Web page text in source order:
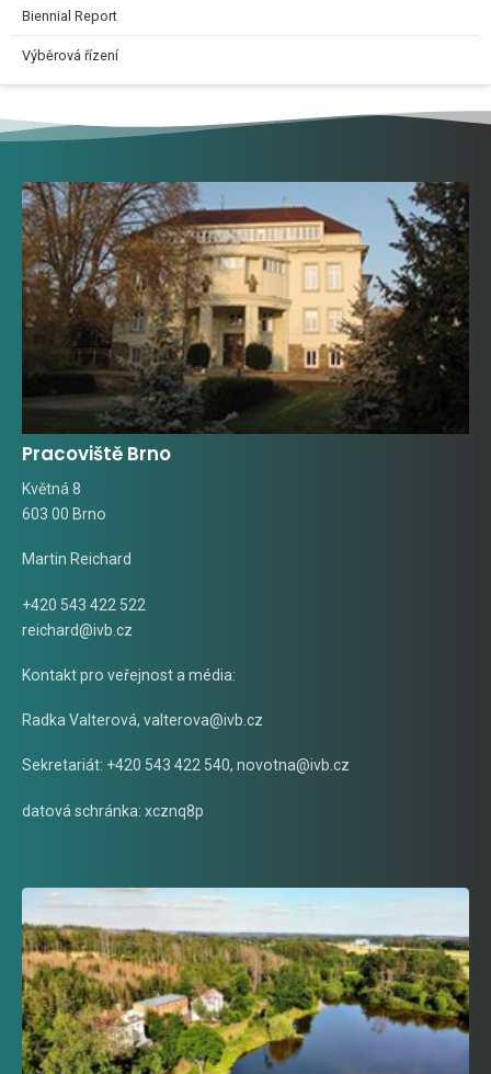
Biennial Report
Výběrová řízení
Pracoviště Brno
Květná 8
603 00 Brno
Martin Reichard
+420 543 422 522
reichard@ivb.cz
Kontakt pro veřejnost a média:
Radka Valterová, valterova@ivb.cz
Sekretariát: +420 543 422 540, novotna@ivb.cz
datová schránka: xcznq8p